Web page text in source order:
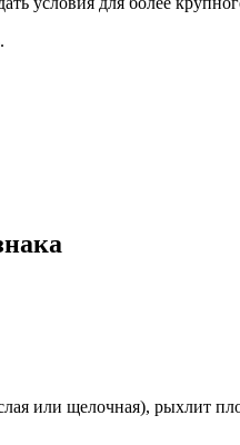
или щелочная), рыхлит